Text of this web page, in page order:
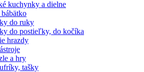
kuchynky a dielne
do ruky
do postieľky, do kočíka
hrazdy
a hry
tašky